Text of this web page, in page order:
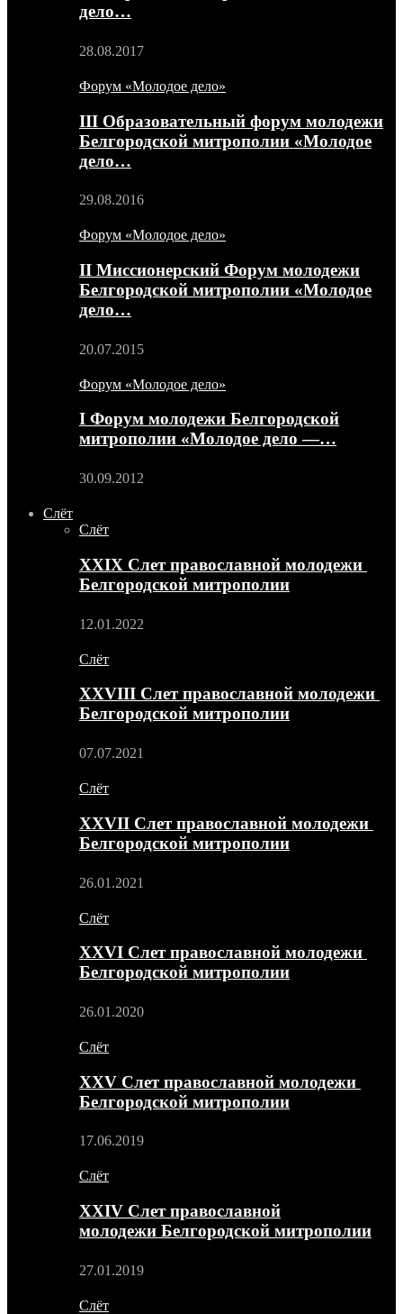
дело…
28.08.2017
Форум «Молодое дело»
III Образовательный форум молодежи
Белгородской митрополии «Молодое
дело…
29.08.2016
Форум «Молодое дело»
II Миссионерский Форум молодежи
Белгородской митрополии «Молодое
дело…
20.07.2015
Форум «Молодое дело»
I Форум молодежи Белгородской
митрополии «Молодое дело —…
30.09.2012
Слёт
Слёт
XXIX Слет православной молодежи
Белгородской митрополии
12.01.2022
Слёт
XXVIII Слет православной молодежи
Белгородской митрополии
07.07.2021
Слёт
XXVII Слет православной молодежи
Белгородской митрополии
26.01.2021
Слёт
XXVI Слет православной молодежи
Белгородской митрополии
26.01.2020
Слёт
XXV Слет православной молодежи
Белгородской митрополии
17.06.2019
Слёт
XXIV Слет православной
молодежи Белгородской митрополии
27.01.2019
Слёт